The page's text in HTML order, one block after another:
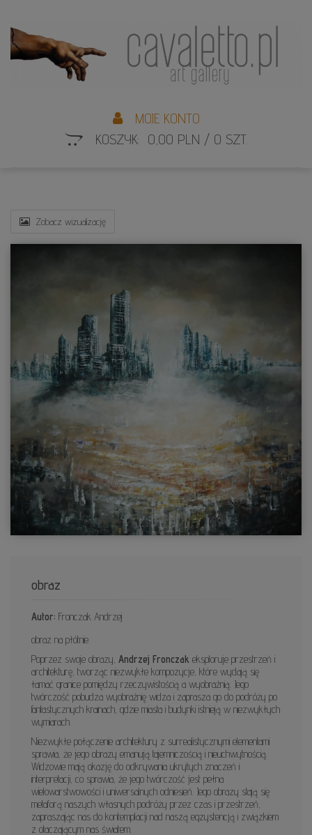
MOJE KONTO
KOSZYK: 0,00 PLN / 0 SZT.
Zobacz wizualizację
obraz
Autor: Fronczak Andrzej
obraz na płótnie.
Poprzez swoje obrazy, Andrzej Fronczak eksploruje przestrzeń i
architekturę, tworząc niezwykłe kompozycje, które wydają się
łamać granice pomiędzy rzeczywistością a wyobraźnią. Jego
twórczość pobudza wyobraźnię widza i zaprasza go do podróży po
fantastycznych krainach, gdzie miasta i budynki istnieją w niezwykłych
wymiarach.
Niezwykłe połączenie architektury z surrealistycznymi elementami
sprawia, że jego obrazy emanują tajemniczością i nieuchwytnością.
Widzowie mają okazję do odkrywania ukrytych znaczeń i
interpretacji, co sprawia, że jego twórczość jest pełna
wielowarstwowości i uniwersalnych odniesień. Jego obrazy stają się
metaforą naszych własnych podróży przez czas i przestrzeń,
zapraszając nas do kontemplacji nad naszą egzystencją i związkiem
z otaczającym nas światem.